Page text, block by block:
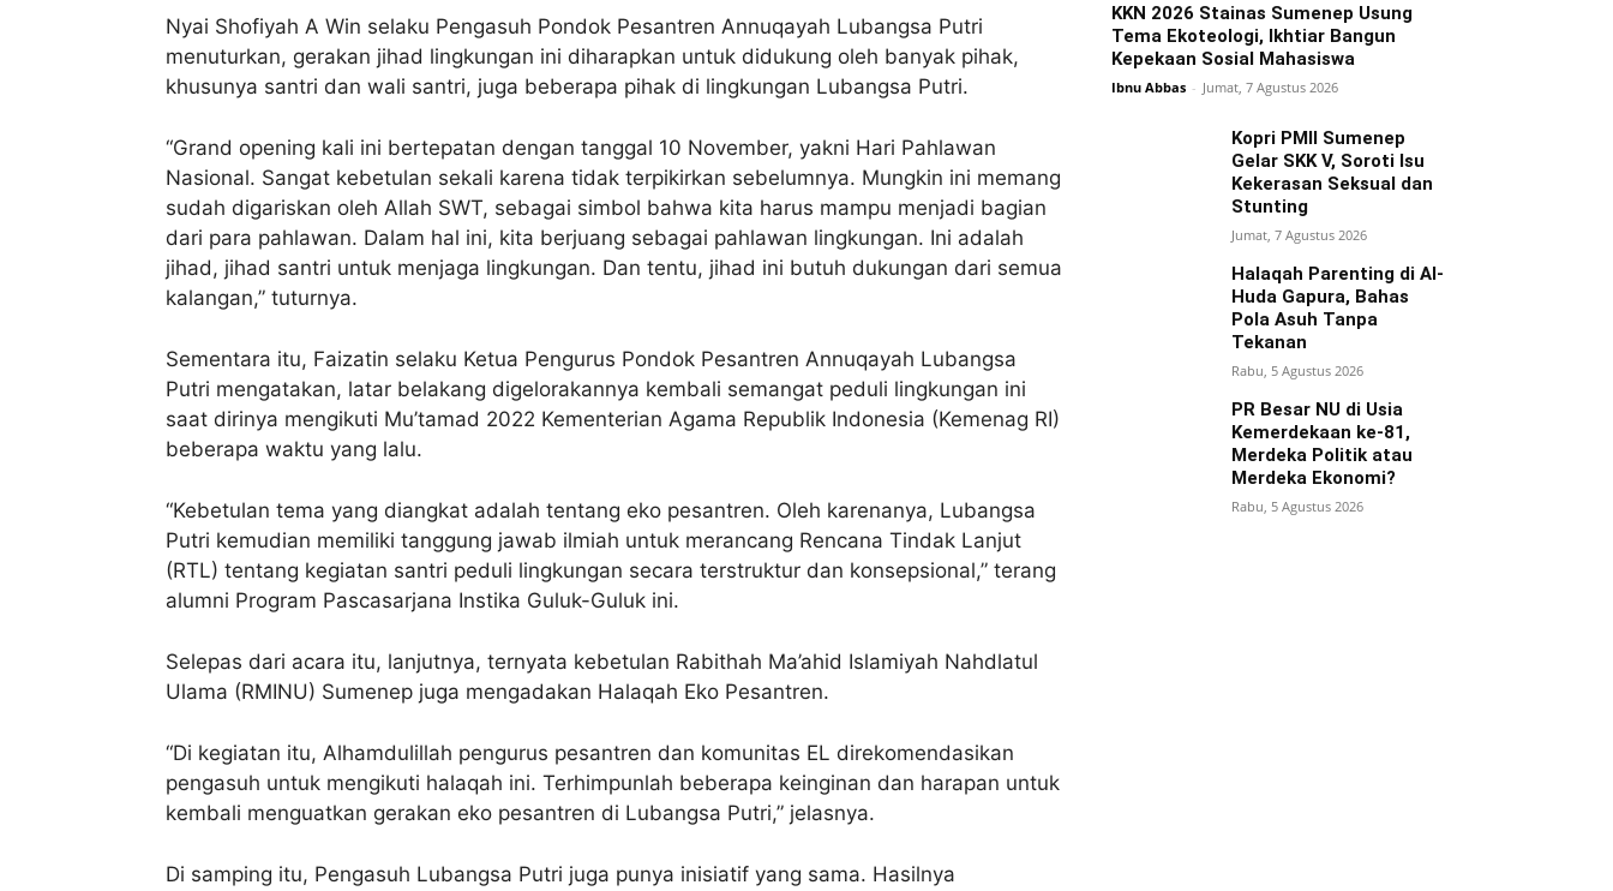
Nyai Shofiyah A Win selaku Pengasuh Pondok Pesantren Annuqayah Lubangsa Putri
menuturkan, gerakan jihad lingkungan ini diharapkan untuk didukung oleh banyak pihak,
khusunya santri dan wali santri, juga beberapa pihak di lingkungan Lubangsa Putri.
“Grand opening kali ini bertepatan dengan tanggal 10 November, yakni Hari Pahlawan
Nasional. Sangat kebetulan sekali karena tidak terpikirkan sebelumnya. Mungkin ini memang
sudah digariskan oleh Allah SWT, sebagai simbol bahwa kita harus mampu menjadi bagian
dari para pahlawan. Dalam hal ini, kita berjuang sebagai pahlawan lingkungan. Ini adalah
jihad, jihad santri untuk menjaga lingkungan. Dan tentu, jihad ini butuh dukungan dari semua
kalangan,” tuturnya.
Sementara itu, Faizatin selaku Ketua Pengurus Pondok Pesantren Annuqayah Lubangsa
Putri mengatakan, latar belakang digelorakannya kembali semangat peduli lingkungan ini
saat dirinya mengikuti Mu’tamad 2022 Kementerian Agama Republik Indonesia (Kemenag RI)
beberapa waktu yang lalu.
“Kebetulan tema yang diangkat adalah tentang eko pesantren. Oleh karenanya, Lubangsa
Putri kemudian memiliki tanggung jawab ilmiah untuk merancang Rencana Tindak Lanjut
(RTL) tentang kegiatan santri peduli lingkungan secara terstruktur dan konsepsional,” terang
alumni Program Pascasarjana Instika Guluk-Guluk ini.
Selepas dari acara itu, lanjutnya, ternyata kebetulan Rabithah Ma’ahid Islamiyah Nahdlatul
Ulama (RMINU) Sumenep juga mengadakan Halaqah Eko Pesantren.
“Di kegiatan itu, Alhamdulillah pengurus pesantren dan komunitas EL direkomendasikan
pengasuh untuk mengikuti halaqah ini. Terhimpunlah beberapa keinginan dan harapan untuk
kembali menguatkan gerakan eko pesantren di Lubangsa Putri,” jelasnya.
Di samping itu, Pengasuh Lubangsa Putri juga punya inisiatif yang sama. Hasilnya
KKN 2026 Stainas Sumenep Usung
Tema Ekoteologi, Ikhtiar Bangun
Kepekaan Sosial Mahasiswa
Ibnu Abbas - Jumat, 7 Agustus 2026
Kopri PMII Sumenep
Gelar SKK V, Soroti Isu
Kekerasan Seksual dan
Stunting
Jumat, 7 Agustus 2026
Halaqah Parenting di Al-
Huda Gapura, Bahas
Pola Asuh Tanpa
Tekanan
Rabu, 5 Agustus 2026
PR Besar NU di Usia
Kemerdekaan ke-81,
Merdeka Politik atau
Merdeka Ekonomi?
Rabu, 5 Agustus 2026